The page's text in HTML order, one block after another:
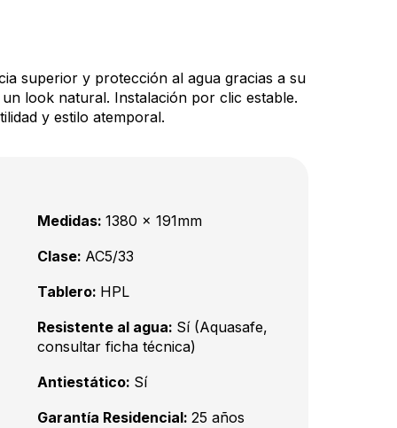
superior y protección al agua gracias a su
look natural. Instalación por clic estable.
y estilo atemporal.
Medidas: 1380 x 191mm
Clase: AC5/33
Tablero: HPL
Resistente al agua: Sí (Aquasafe,
consultar ficha técnica)
Antiestático: Sí
Garantía Residencial: 25 años